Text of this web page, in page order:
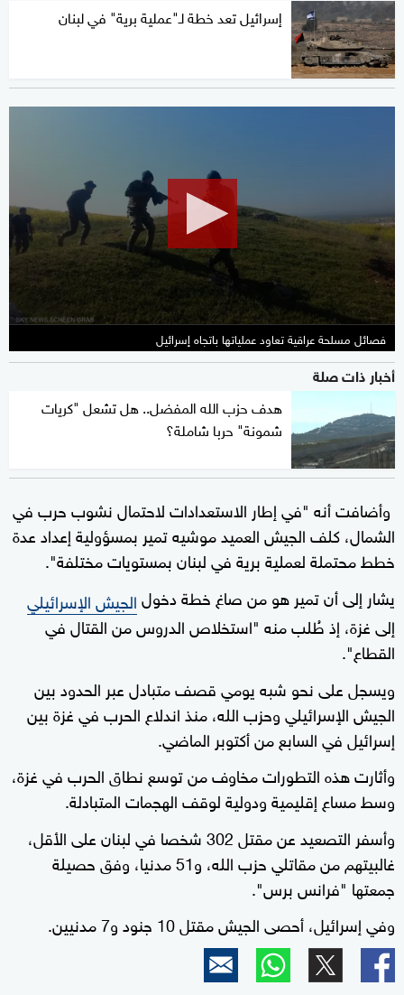
إسرائيل تعد خطة لـ"عملية برية" في لبنان
minute,
seconds
فصائل مسلحة عراقية تعاود عملياتها باتجاه إسرائيل
أخبار ذات صلة
هدف حزب الله المفضل.. هل تشعل "كريات
شمونة" حربا شاملة؟
وأضافت أنه "في إطار الاستعدادات لاحتمال نشوب حرب في
الشمال، كلف الجيش العميد موشيه تمير بمسؤولية إعداد عدة
خطط محتملة لعملية برية في لبنان بمستويات مختلفة".
يشار إلى أن تمير هو من صاغ خطة دخولالجيش الإسرائيلي
إلى غزة، إذ طُلب منه "استخلاص الدروس من القتال في
القطاع".
ويسجل على نحو شبه يومي قصف متبادل عبر الحدود بين
الجيش الإسرائيلي وحزب الله، منذ اندلاع الحرب في غزة بين
إسرائيل في السابع من أكتوبر الماضي.
وأثارت هذه التطورات مخاوف من توسع نطاق الحرب في غزة،
وسط مساع إقليمية ودولية لوقف الهجمات المتبادلة.
وأسفر التصعيد عن مقتل 302 شخصا في لبنان على الأقل،
غالبيتهم من مقاتلي حزب الله، و51 مدنيا، وفق حصيلة
جمعتها "فرانس برس".
وفي إسرائيل، أحصى الجيش مقتل 10 جنود و7 مدنيين.